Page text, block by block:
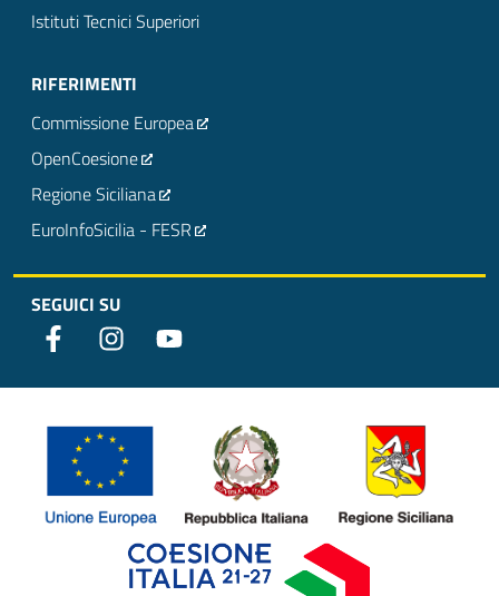
Istituti Tecnici Superiori
RIFERIMENTI
Commissione Europea
OpenCoesione
Regione Siciliana
EuroInfoSicilia - FESR
SEGUICI SU